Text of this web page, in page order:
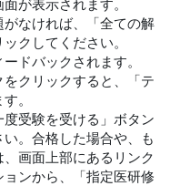
が表示されます。
なければ、「全ての解
クしてください。
ドバックされます。
をクリックすると、「テ
。
受験を受ける」ボタン
。合格した場合や、も
画面上部にあるリンク
ンから、「指定医研修